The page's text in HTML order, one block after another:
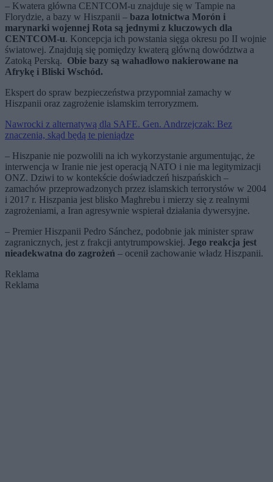
– Kwatera główna CENTCOM-u znajduje się w Tampie na
Florydzie, a bazy w Hiszpanii – baza lotnictwa Morón i
marynarki wojennej Rota są jednymi z kluczowych dla
CENTCOM-u. Koncepcja ich powstania sięga okresu po II wojnie
światowej. Znajdują się pomiędzy kwaterą główną dowództwa a
Zatoką Perską. Obie bazy są wahadłowo nakierowane na
Afrykę i Bliski Wschód.
Ekspert do spraw bezpieczeństwa przypomniał zamachy w
Hiszpanii oraz zagrożenie islamskim terroryzmem.
Nawrocki z alternatywą dla SAFE. Gen. Andrzejczak: Bez
znaczenia, skąd będą te pieniądze
– Hiszpanie nie pozwolili na ich wykorzystanie argumentując, że
interwencja w Iranie nie jest operacją NATO i nie ma legitymizacji
ONZ. Dziwi to w kontekście doświadczeń hiszpańskich –
zamachów przeprowadzonych przez islamskich terrorystów w 2004
i 2017 r. Hiszpania jest blisko Maghrebu i mierzy się z realnymi
zagrożeniami, a Iran agresywnie wspierał działania dywersyjne.
– Premier Hiszpanii Pedro Sánchez, podobnie jak minister spraw
zagranicznych, jest z frakcji antytrumpowskiej. Jego reakcja jest
nieadekwatna do zagrożeń – ocenił zachowanie władz Hiszpanii.
Reklama
Reklama